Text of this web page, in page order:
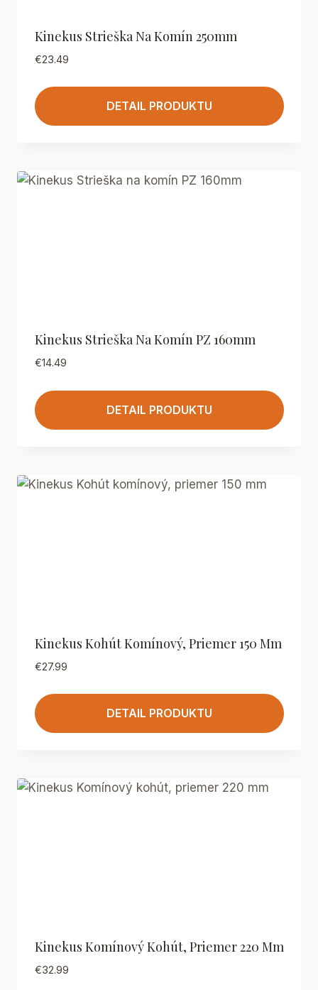
Kinekus Strieška Na Komín 250mm
€23.49
DETAIL PRODUKTU
Kinekus Strieška Na Komín PZ 160mm
€14.49
DETAIL PRODUKTU
Kinekus Kohút Komínový, Priemer 150 Mm
€27.99
DETAIL PRODUKTU
Kinekus Komínový Kohút, Priemer 220 Mm
€32.99